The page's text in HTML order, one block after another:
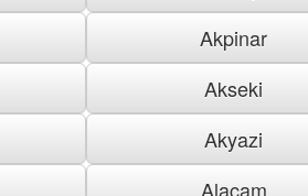
Akpinar
Akseki
Akyazi
Alacam